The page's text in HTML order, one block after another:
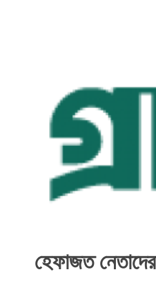
হেফাজত